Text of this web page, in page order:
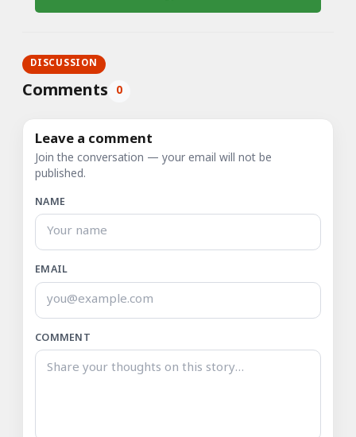
DISCUSSION
Comments 0
Leave a comment
Join the conversation — your email will not be
published.
NAME
EMAIL
COMMENT